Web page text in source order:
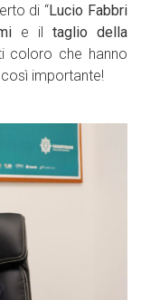
di “Lucio Fabbri
e il taglio della
coloro che hanno
importante!